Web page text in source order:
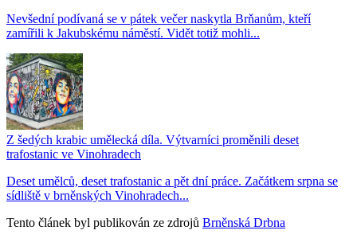
Nevšední podívaná se v pátek večer naskytla Brňanům, kteří
zamířili k Jakubskému náměstí. Vidět totiž mohli...
Z šedých krabic umělecká díla. Výtvarníci proměnili deset
trafostanic ve Vinohradech
Deset umělců, deset trafostanic a pět dní práce. Začátkem srpna se
sídliště v brněnských Vinohradech...
Tento článek byl publikován ze zdrojů Brněnská Drbna